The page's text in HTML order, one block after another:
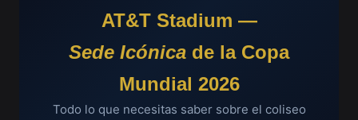
AT&T Stadium —
Sede Icónica de la Copa
Mundial 2026
Todo lo que necesitas saber sobre el coliseo